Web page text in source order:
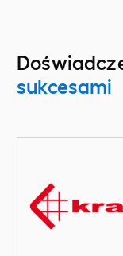
sukcesami